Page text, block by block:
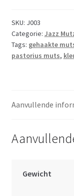
aantal
SKU: J003
Categorie: Jazz
Tags: gehaakte
pastorius muts,
Aanvullende
Gewicht